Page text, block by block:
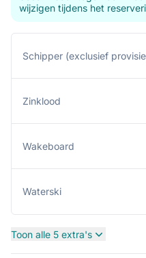
wijzigen tijdens het
Schipper (exclusief
Zinklood
Wakeboard
Waterski
Toon alle 5 extra's